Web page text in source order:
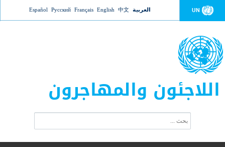
Jump to navigation UN العربية 中文
English
Français
Русский
Español
اللاجئون والمهاجرون
ت
ب